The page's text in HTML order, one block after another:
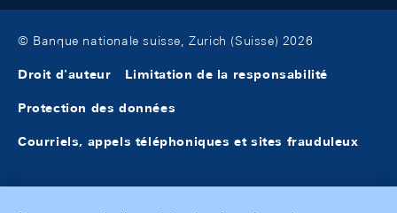
© Banque nationale suisse, Zurich (Suisse) 2026
Droit d'auteur Limitation de la responsabilité
Protection des données
Courriels, appels téléphoniques et sites frauduleux